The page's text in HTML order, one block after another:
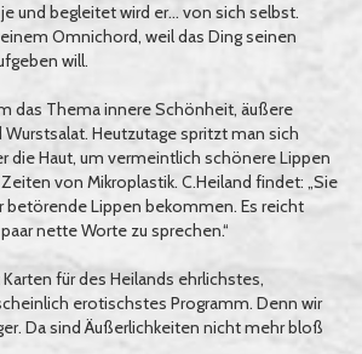
und begleitet wird er… von sich selbst.
Omnichord, weil das Ding seinen
will.
das Thema innere Schönheit, äußere
Heutzutage spritzt man sich
die Haut, um vermeintlich schönere Lippen
von Mikroplastik. C.Heiland findet: „Sie
betörende Lippen bekommen. Es reicht
nette Worte zu sprechen.“
für des Heilands ehrlichstes,
erotischstes Programm. Denn wir
Da sind Äußerlichkeiten nicht mehr bloß